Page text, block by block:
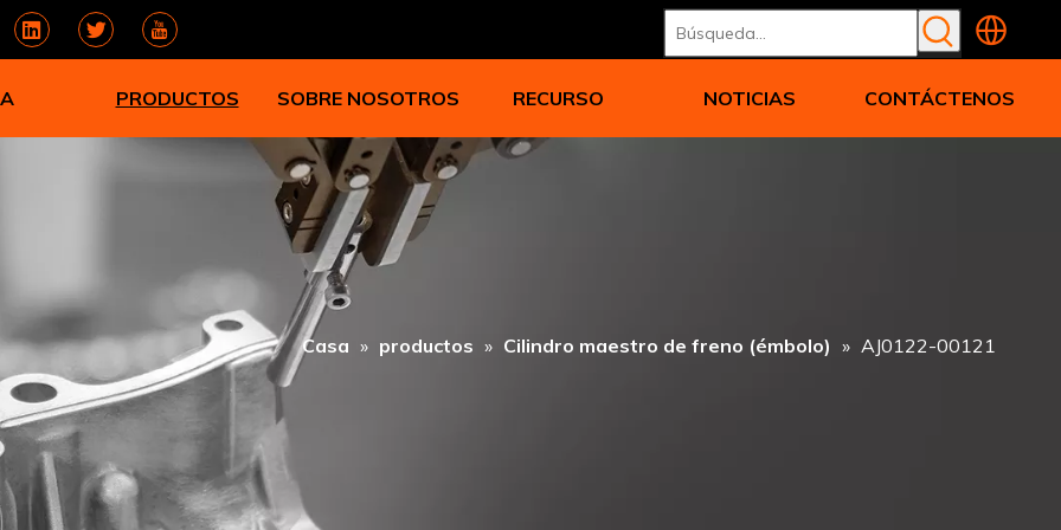
PRODUCTOS SOBRE NOSOTROS RECURSO NOTICIAS CONTÁCTENOS
Casa » productos » Cilindro maestro de freno (émbolo) » AJ0122-00121